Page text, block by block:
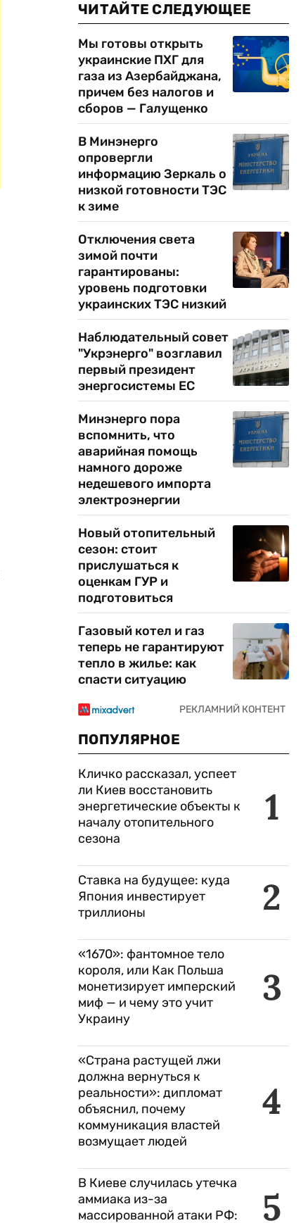
ЧИТАЙТЕ СЛЕДУЮЩЕЕ
Мы готовы открыть
украинские ПХГ для
газа из Азербайджана,
причем без налогов и
сборов — Галущенко
В Минэнерго
опровергли
информацию Зеркаль о
низкой готовности ТЭС
к зиме
Отключения света
зимой почти
гарантированы:
уровень подготовки
украинских ТЭС низкий
Наблюдательный совет
"Укрэнерго" возглавил
первый президент
энергосистемы ЕС
Минэнерго пора
вспомнить, что
аварийная помощь
намного дороже
недешевого импорта
электроэнергии
Новый отопительный
сезон: стоит
прислушаться к
оценкам ГУР и
подготовиться
Газовый котел и газ
теперь не гарантируют
тепло в жилье: как
спасти ситуацию
ПОПУЛЯРНОЕ
1
Кличко рассказал, успеет
ли Киев восстановить
энергетические объекты к
началу отопительного
сезона
2
Ставка на будущее: куда
Япония инвестирует
триллионы
3
«1670»: фантомное тело
короля, или Как Польша
монетизирует имперский
миф — и чему это учит
Украину
4
«Страна растущей лжи
должна вернуться к
реальности»: дипломат
объяснил, почему
коммуникация властей
возмущает людей
5
В Киеве случилась утечка
аммиака из-за
массированной атаки РФ: